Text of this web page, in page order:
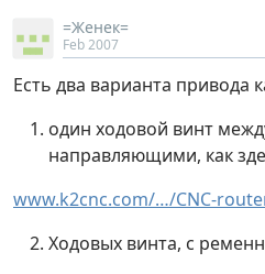
=Женек=
Feb 2007
Есть два варианта привода
один ходовой винт
направляющими, как
www.k2cnc.com/…/CNC-
Ходовых винта, с